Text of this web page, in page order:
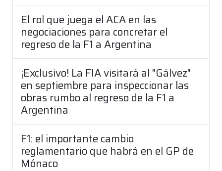
El rol que juega el ACA en las
negociaciones para concretar el
regreso de la F1 a Argentina
¡Exclusivo! La FIA visitará al "Gálvez"
en septiembre para inspeccionar las
obras rumbo al regreso de la F1 a
Argentina
F1: el importante cambio
reglamentario que habrá en el GP de
Mónaco